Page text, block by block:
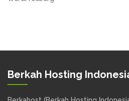
Berkah Hosting